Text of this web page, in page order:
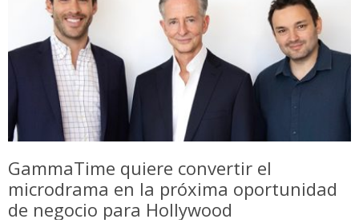
GammaTime quiere convertir el
microdrama en la próxima oportunidad
de negocio para Hollywood